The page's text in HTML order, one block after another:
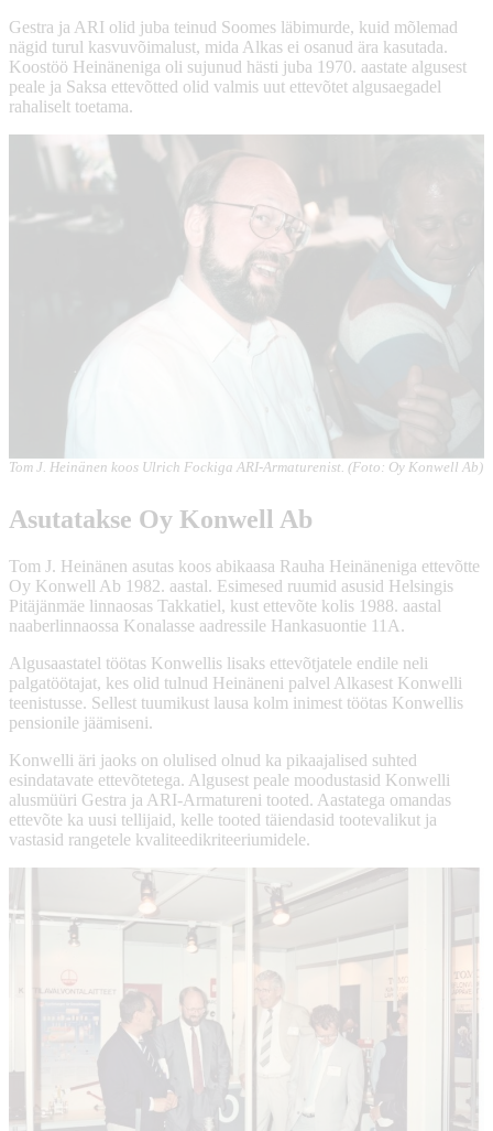
Gestra ja ARI olid juba teinud Soomes läbimurde, kuid mõlemad
nägid turul kasvuvõimalust, mida Alkas ei osanud ära kasutada.
Koostöö Heinäneniga oli sujunud hästi juba 1970. aastate algusest
peale ja Saksa ettevõtted olid valmis uut ettevõtet algusaegadel
rahaliselt toetama.
Tom J. Heinänen koos Ulrich Fockiga ARI-Armaturenist. (Foto: Oy Konwell Ab)
Asutatakse Oy Konwell Ab
Tom J. Heinänen asutas koos abikaasa Rauha Heinäneniga ettevõtte
Oy Konwell Ab 1982. aastal. Esimesed ruumid asusid Helsingis
Pitäjänmäe linnaosas Takkatiel, kust ettevõte kolis 1988. aastal
naaberlinnaossa Konalasse aadressile Hankasuontie 11A.
Algusaastatel töötas Konwellis lisaks ettevõtjatele endile neli
palgatöötajat, kes olid tulnud Heinäneni palvel Alkasest Konwelli
teenistusse. Sellest tuumikust lausa kolm inimest töötas Konwellis
pensionile jäämiseni.
Konwelli äri jaoks on olulised olnud ka pikaajalised suhted
esindatavate ettevõtetega. Algusest peale moodustasid Konwelli
alusmüüri Gestra ja ARI-Armatureni tooted. Aastatega omandas
ettevõte ka uusi tellijaid, kelle tooted täiendasid tootevalikut ja
vastasid rangetele kvaliteedikriteeriumidele.